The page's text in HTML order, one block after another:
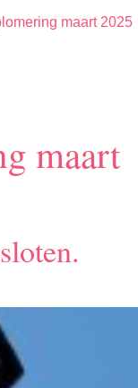
maart 2025
maart